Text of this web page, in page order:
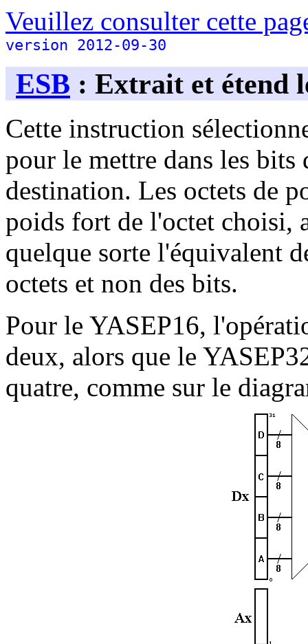
Veuillez consulter cette
version 2012-09-30
ESB : Extrait et étend
Cette instruction
pour le mettre dans les
destination. Les octets de
poids fort de l'octet choisi,
quelque sorte l'équivalent
octets et non des bits.
Pour le YASEP16,
deux, alors que le
quatre, comme sur le